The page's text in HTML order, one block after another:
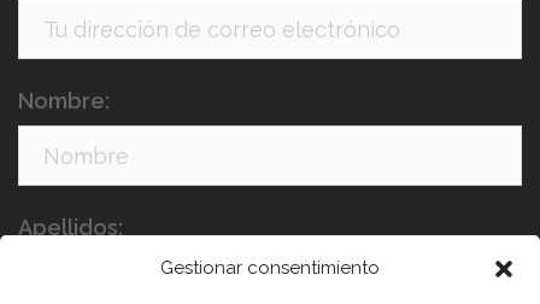
Gestionar consentimiento
Nombre:
Apellidos: